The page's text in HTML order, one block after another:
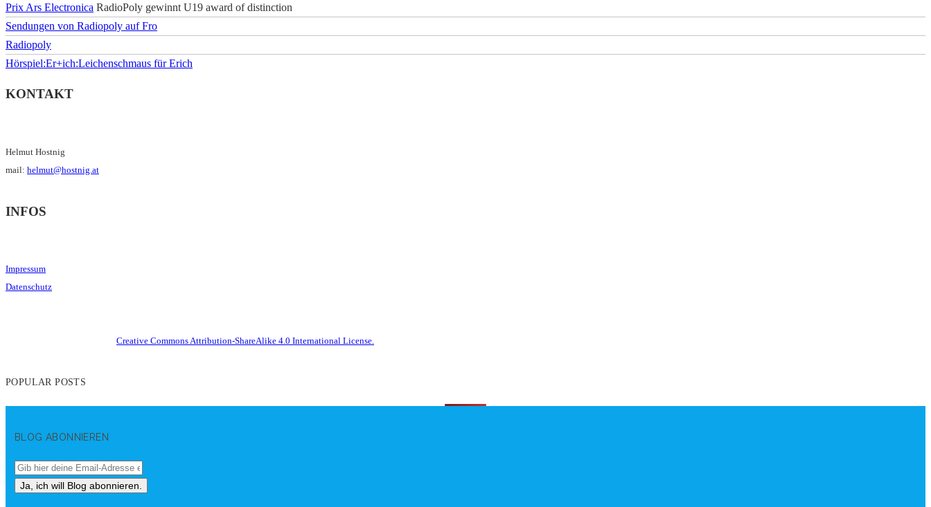
Prix Ars Electronica RadioPoly gewinnt U19 award of distinction
Sendungen von Radiopoly auf Fro
Radiopoly
Hörspiel:Er+ich:Leichenschmaus für Erich
KONTAKT
Helmut Hostnig
mail: helmut@hostnig.at
INFOS
Impressum
Datenschutz
Creative Commons Attribution-ShareAlike 4.0 International License.
POPULAR POSTS
BLOG ABONNIEREN